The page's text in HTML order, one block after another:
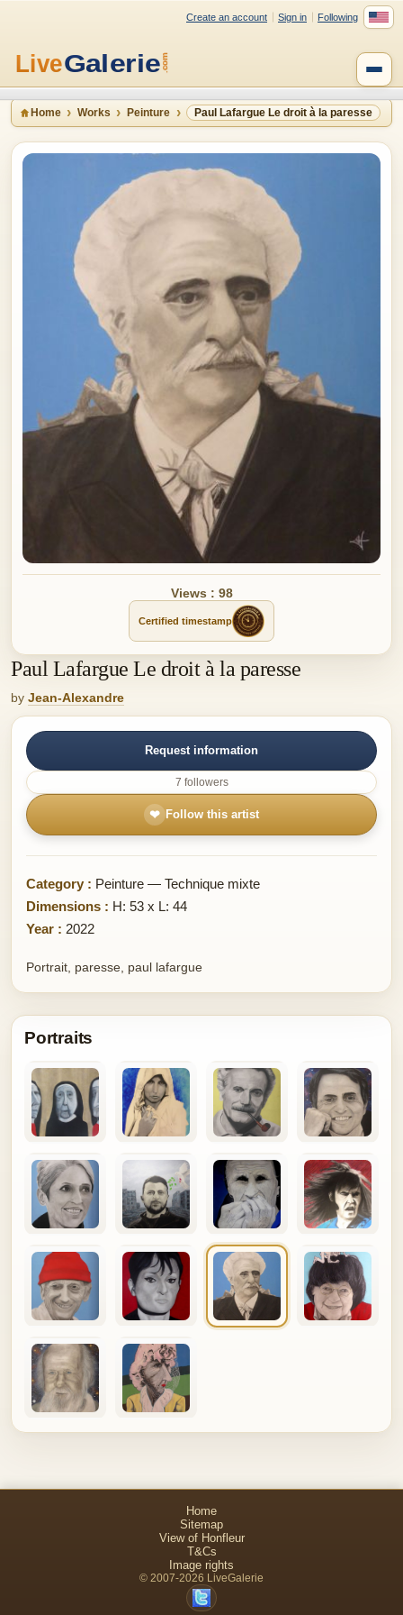
Create an account Sign in Following
Home Works Peinture Paul Lafargue Le droit à la paresse
Views : 98
Certified timestamp
Paul Lafargue Le droit à la paresse
by Jean-Alexandre
Request information
7 followers
❤ Follow this artist
Category : Peinture — Technique mixte
Dimensions : H: 53 x L: 44
Year : 2022
Portrait, paresse, paul lafargue
Portraits
Home
Sitemap
View of Honfleur
T&Cs
Image rights
© 2007-2026 LiveGalerie